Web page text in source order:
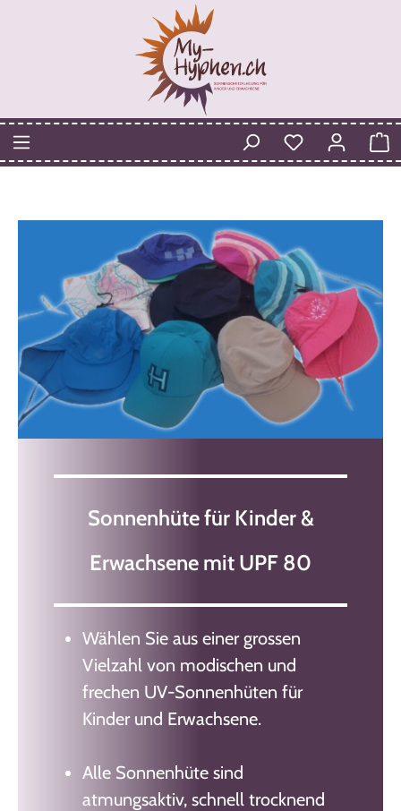
Sonnenhüte für Kinder &
Erwachsene mit UPF 80
Wählen Sie aus einer grossen
Vielzahl von modischen und
frechen UV-Sonnenhüten für
Kinder und Erwachsene.
Alle Sonnenhüte sind
atmungsaktiv, schnell trocknend